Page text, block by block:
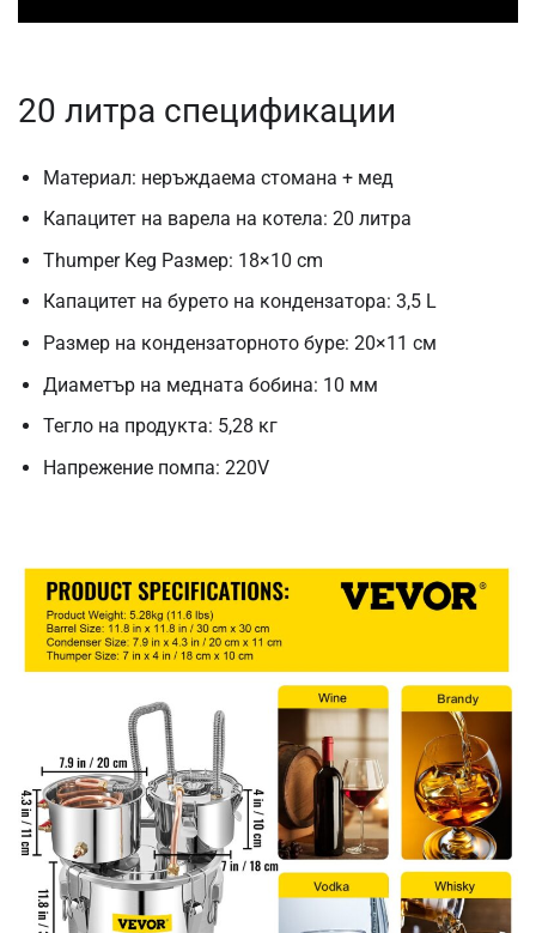
20 литра спецификации
Материал: неръждаема стомана + мед
Капацитет на варела на котела: 20 литра
Thumper Keg Размер: 18×10 cm
Капацитет на бурето на кондензатора: 3,5 L
Размер на кондензаторното буре: 20×11 см
Диаметър на медната бобина: 10 мм
Тегло на продукта: 5,28 кг
Напрежение помпа: 220V